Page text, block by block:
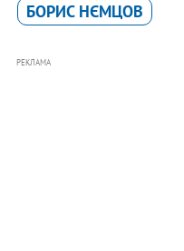
БОРИС НЄМЦОВ
РЕКЛАМА